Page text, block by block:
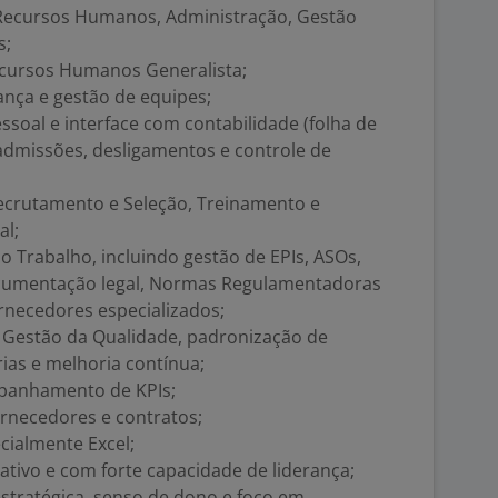
Humanos, Administração, Gestão
Humanos Generalista;
e gestão de equipes;
e interface com contabilidade (folha de
desligamentos e controle de
e Seleção, Treinamento e
Trabalho, incluindo gestão de EPIs, ASOs,
legal, Normas Regulamentadoras
especializados;
da Qualidade, padronização de
e melhoria contínua;
de KPIs;
e contratos;
Excel;
e com forte capacidade de liderança;